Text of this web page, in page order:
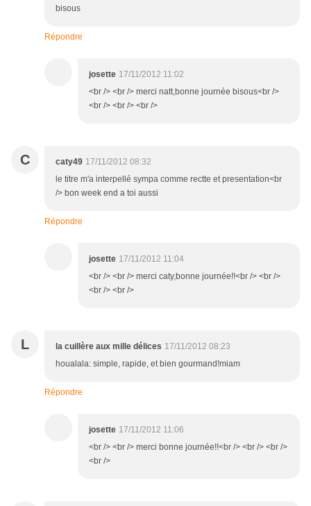
bisous
Répondre
josette 17/11/2012 11:02
<br /> <br /> merci natt,bonne journée bisous<br />
<br /> <br /> <br />
C caty49 17/11/2012 08:32
le titre m'a interpellé sympa comme rectte et presentation<br
/> bon week end a toi aussi
Répondre
josette 17/11/2012 11:04
<br /> <br /> merci caty,bonne journée!!<br /> <br />
<br /> <br />
L la cuillère aux mille délices 17/11/2012 08:23
houalala: simple, rapide, et bien gourmand!miam
Répondre
josette 17/11/2012 11:06
<br /> <br /> merci bonne journée!!<br /> <br /> <br />
<br />